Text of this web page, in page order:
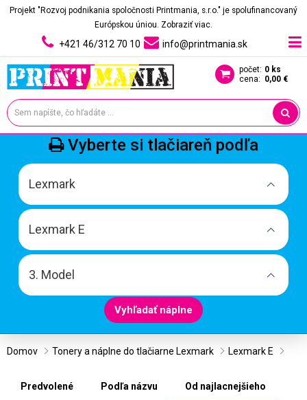
Projekt "Rozvoj podnikania spoločnosti Printmania, s.r.o." je spolufinancovaný
Európskou úniou. Zobraziť viac.
+421 46/312 70 10 info@printmania.sk
počet: 0 ks
cena: 0,00 €
Vyberte si tlačiareň podľa
Lexmark
Lexmark E
3. Model
Vyhľadať náplne
Domov Tonery a náplne do tlačiarne Lexmark Lexmark E
Predvolené Podľa názvu Od najlacnejšieho